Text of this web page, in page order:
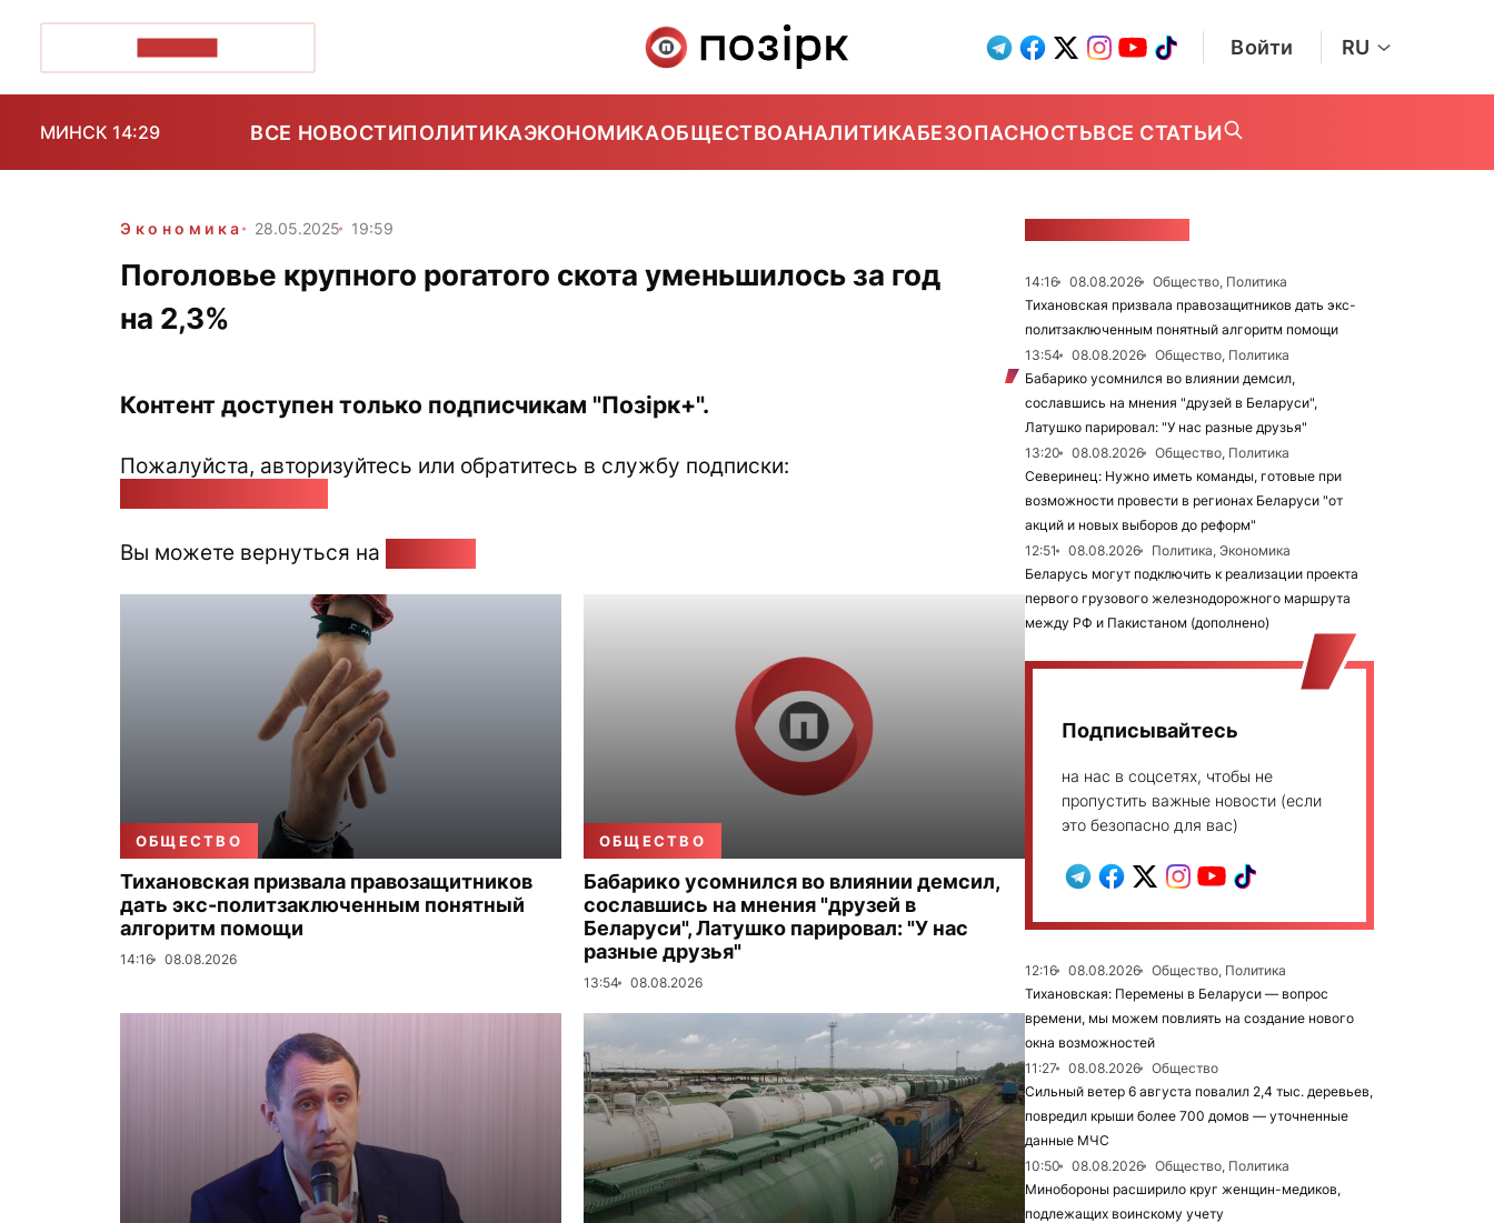
Войти RU
МИНСК 14:29 ВСЕ НОВОСТИПОЛИТИКАЭКОНОМИКАОБЩЕСТВОАНАЛИТИКАБЕЗОПАСНОСТЬВСЕ СТАТЬИ
Экономика 28.05.2025 19:59
Поголовье крупного рогатого скота уменьшилось за год
на 2,3%
Контент доступен только подписчикам "Позірк+".
Пожалуйста, авторизуйтесь или обратитесь в службу подписки:
Вы можете вернуться на
ОБЩЕСТВО
Тихановская призвала правозащитников
дать экс-политзаключенным понятный
алгоритм помощи
14:16 08.08.2026
ОБЩЕСТВО
Бабарико усомнился во влиянии демсил,
сославшись на мнения "друзей в
Беларуси", Латушко парировал: "У нас
разные друзья"
13:54 08.08.2026
14:16 08.08.2026
Общество, Политика
Тихановская призвала правозащитников дать экс-
политзаключенным понятный алгоритм помощи
13:54
08.08.2026
Общество, Политика
Бабарико усомнился во влиянии демсил,
сославшись на мнения "друзей в Беларуси",
Латушко парировал: "У нас разные друзья"
13:20
08.08.2026
Общество, Политика
Северинец: Нужно иметь команды, готовые при
возможности провести в регионах Беларуси "от
акций и новых выборов до реформ"
12:51
08.08.2026
Политика, Экономика
Беларусь могут подключить к реализации проекта
первого грузового железнодорожного маршрута
между РФ и Пакистаном (дополнено)
Подписывайтесь
на нас в соцсетях, чтобы не
пропустить важные новости (если
это безопасно для вас)
12:16 08.08.2026
Общество, Политика
Тихановская: Перемены в Беларуси — вопрос
времени, мы можем повлиять на создание нового
окна возможностей
11:27
08.08.2026
Общество
Сильный ветер 6 августа повалил 2,4 тыс. деревьев,
повредил крыши более 700 домов — уточненные
данные МЧС
10:50
08.08.2026
Общество, Политика
Минобороны расширило круг женщин-медиков,
подлежащих воинскому учету